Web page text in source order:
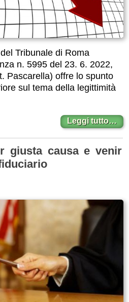
Tribunale di Roma
n. 5995 del 23. 6. 2022,
Pascarella) offre lo spunto
sul tema della legittimità
Leggi tutto…
giusta causa e venir